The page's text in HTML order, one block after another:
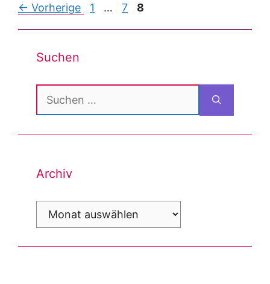
Post
← Vorherige 1 … 7 8
Suchen
Suchen
nach:
Archiv
Archiv